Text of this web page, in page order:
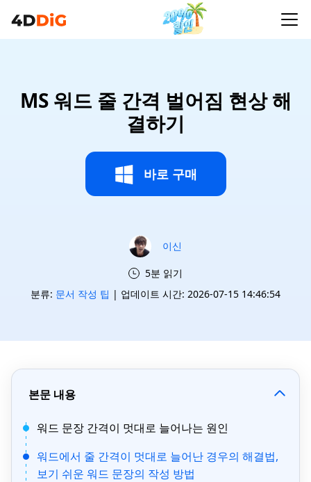
MS 워드 줄 간격 벌어짐 현상 해
결하기
바로 구매
이신
5분 읽기
분류: 문서 작성 팁 | 업데이트 시간: 2026-07-15 14:46:54
본문 내용
워드 문장 간격이 멋대로 늘어나는 원인
워드에서 줄 간격이 멋대로 늘어난 경우의 해결법,
보기 쉬운 워드 문장의 작성 방법